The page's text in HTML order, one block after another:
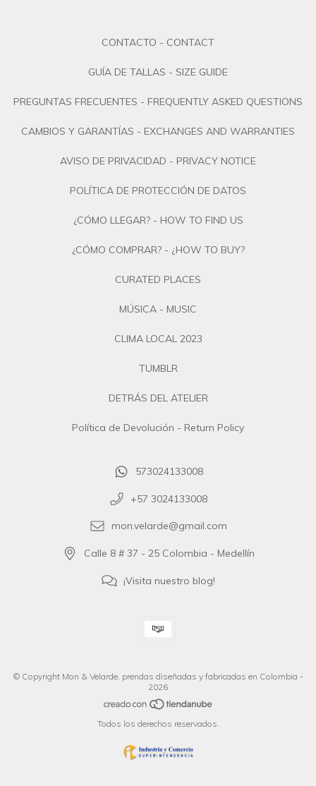
CONTACTO - CONTACT
GUÍA DE TALLAS - SIZE GUIDE
PREGUNTAS FRECUENTES - FREQUENTLY ASKED QUESTIONS
CAMBIOS Y GARANTÍAS - EXCHANGES AND WARRANTIES
AVISO DE PRIVACIDAD - PRIVACY NOTICE
POLÍTICA DE PROTECCIÓN DE DATOS
¿CÓMO LLEGAR? - HOW TO FIND US
¿CÓMO COMPRAR? - ¿HOW TO BUY?
CURATED PLACES
MÚSICA - MUSIC
CLIMA LOCAL 2023
TUMBLR
DETRÁS DEL ATELIER
Política de Devolución - Return Policy
573024133008
+57 3024133008
mon.velarde@gmail.com
Calle 8 # 37 - 25 Colombia - Medellín
¡Visita nuestro blog!
© Copyright Mon & Velarde, prendas diseñadas y fabricadas en Colombia -
2026
Todos los derechos reservados.